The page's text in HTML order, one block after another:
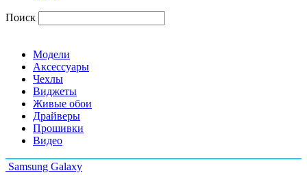
Поиск
Модели
Аксессуары
Чехлы
Виджеты
Живые обои
Драйверы
Прошивки
Видео
Samsung Galaxy